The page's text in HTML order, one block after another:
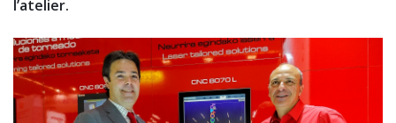
l’atelier.